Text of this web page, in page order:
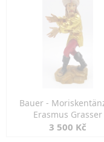
Bauer -
Erasmus Grasser
3 500 Kč